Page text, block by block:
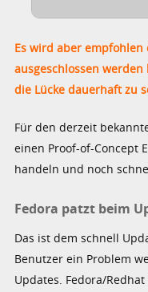
Es wird aber
ausgeschlossen
die Lücke dauerhaft zu
Für den derzeit
einen Proof-of-Concept
handeln und noch
Fedora patzt beim
Das ist dem schnell
Benutzer ein Problem
Updates. Fedora/